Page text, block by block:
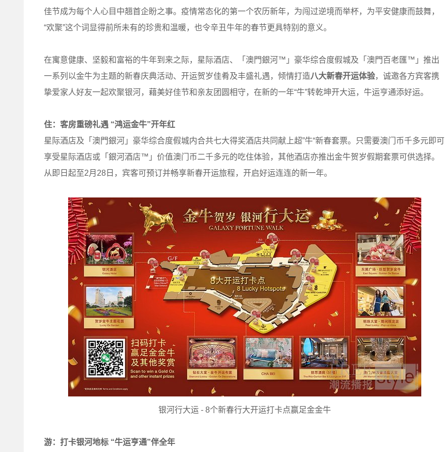
佳节成为每个人心目中翘首企盼之事。疫情常态化的第一个农历新年，为闯过逆境而举杯，为平安健康而鼓舞，
“欢聚”这个词显得前所未有的珍贵和温暖，也令辛丑牛年的春节更具特别的意义。
在寓意健康、坚毅和富裕的牛年到来之际，星际酒店、「澳門銀河™」豪华综合度假城及「澳門百老匯™」推出
一系列以金牛为主题的新春庆典活动、开运贺岁佳肴及丰盛礼遇，倾情打造八大新春开运体验，诚邀各方宾客携
挚爱家人好友一起欢聚银河，藉美好佳节和亲友团圆相守，在新的一年“牛”转乾坤开大运，牛运亨通添好运。
住：客房重磅礼遇 “鸿运金牛”开年红
星际酒店及「澳門銀河」豪华综合度假城内合共七大得奖酒店共同献上超”牛“新春套票。只需要澳门币千多元即可
享受星际酒店或「銀河酒店™」价值澳门币二千多元的吃住体验，其他酒店亦推出金牛贺岁假期套票可供选择。
从即日起至2月28日，宾客可预订并畅享新春开运旅程，开启好运连连的新一年。
银河行大运 - 8个新春行大开运打卡点赢足金金牛
游：打卡银河地标 “牛运亨通”伴全年